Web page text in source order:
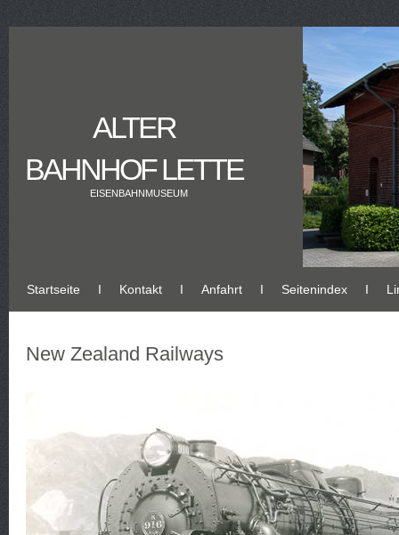
ALTER
BAHNHOF LETTE
EISENBAHNMUSEUM
Startseite Ι Kontakt Ι Anfahrt Ι Seitenindex Ι
New Zealand Railways